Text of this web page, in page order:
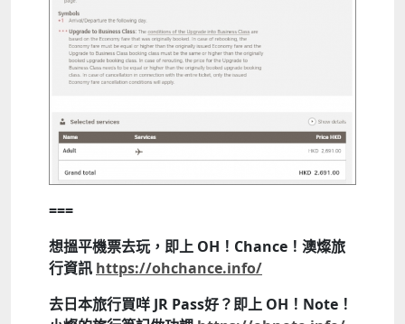
===
想搵平機票去玩，即上 OH！Chance！澳燦旅
行資訊 https://ohchance.info/
去日本旅行買咩 JR Pass好？即上 OH！Note！